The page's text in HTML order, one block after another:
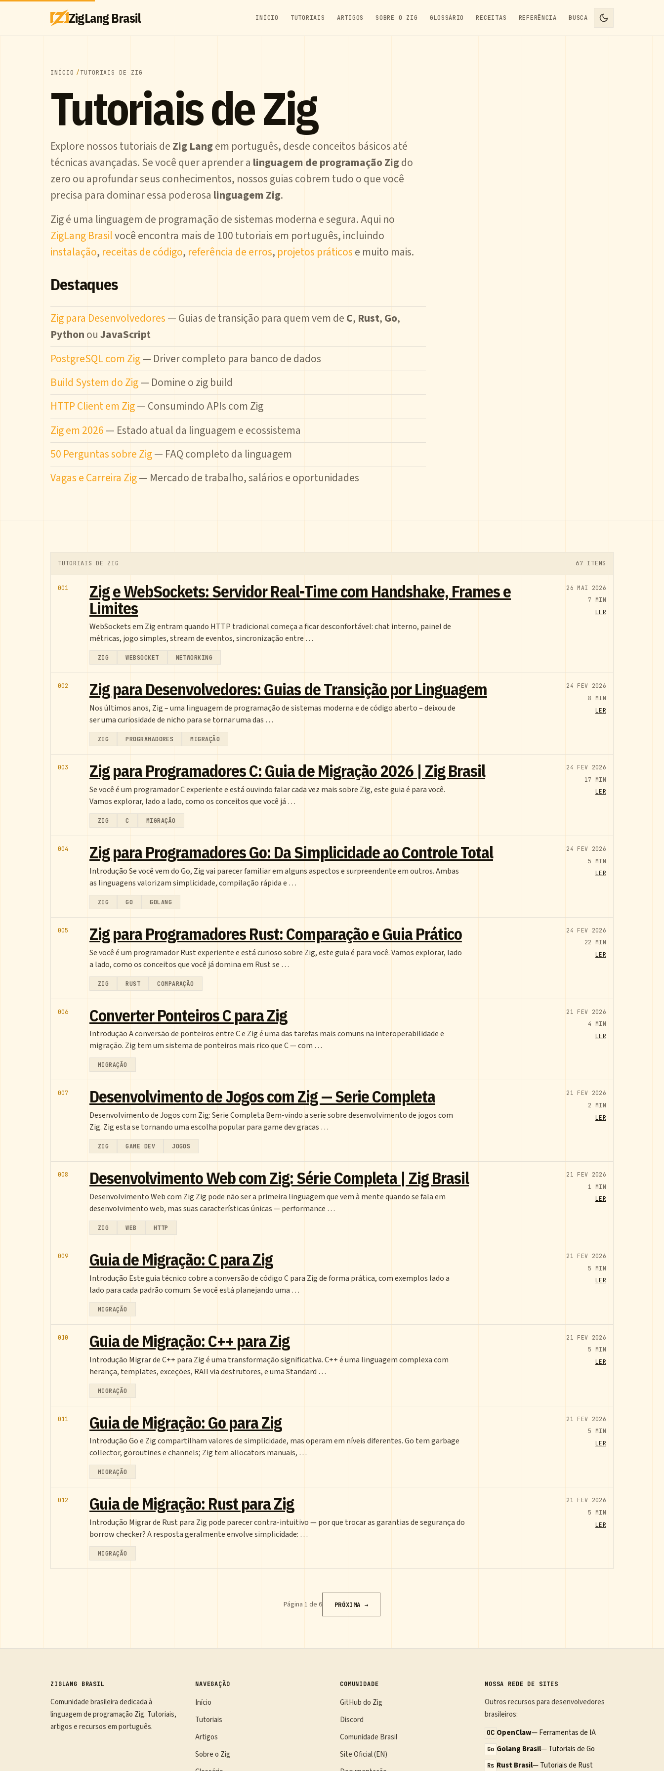
ZigLang Brasil INÍCIO TUTORIAIS ARTIGOS SOBRE O ZIG GLOSSÁRIO RECEITAS REFERÊNCIA BUSCA
INÍCIO TUTORIAIS DE ZIG
Tutoriais de Zig
Explore nossos tutoriais deZig Langem português, desde conceitos básicos até
técnicas avançadas. Se você quer aprender a linguagem de programação Zigdo
zero ou aprofundar seus conhecimentos, nossos guias cobrem tudo o que você
precisa para dominar essa poderosa linguagem Zig.
Zig é uma linguagem de programação de sistemas moderna e segura. Aqui no
ZigLang Brasilvocê encontra mais de 100 tutoriais em português, incluindo
instalação, receitas de código, referência de erros, projetos práticose muito mais.
Destaques
Zig para Desenvolvedores— Guias de transição para quem vem deC, Rust,Go,
PythonouJavaScript
PostgreSQL com Zig— Driver completo para banco de dados
Build System do Zig— Domine o zig build
HTTP Client em Zig— Consumindo APIs com Zig
Zig em 2026— Estado atual da linguagem e ecossistema
50 Perguntas sobre Zig— FAQ completo da linguagem
Vagas e Carreira Zig— Mercado de trabalho, salários e oportunidades
TUTORIAIS DE ZIG 67 ITENS
001 Zig e WebSockets: Servidor Real-Time com Handshake, Frames e
Limites
WebSockets em Zig entram quando HTTP tradicional começa a ficar desconfortável: chat interno, painel de
métricas, jogo simples, stream de eventos, sincronização entre …
ZIG WEBSOCKET NETWORKING
26 MAI 2026
7 MIN
LER
002 Zig para Desenvolvedores: Guias de Transição por Linguagem
Nos últimos anos, Zig – uma linguagem de programação de sistemas moderna e de código aberto – deixou de
ser uma curiosidade de nicho para se tornar uma das …
ZIG PROGRAMADORES MIGRAÇÃO
24 FEV 2026
8 MIN
LER
003 Zig para Programadores C: Guia de Migração 2026 | Zig Brasil
Se você é um programador C experiente e está ouvindo falar cada vez mais sobre Zig, este guia é para você.
Vamos explorar, lado a lado, como os conceitos que você já …
ZIG C MIGRAÇÃO
24 FEV 2026
17 MIN
LER
004 Zig para Programadores Go: Da Simplicidade ao Controle Total
Introdução Se você vem do Go, Zig vai parecer familiar em alguns aspectos e surpreendente em outros. Ambas
as linguagens valorizam simplicidade, compilação rápida e …
ZIG GO GOLANG
24 FEV 2026
5 MIN
LER
005 Zig para Programadores Rust: Comparação e Guia Prático
Se você é um programador Rust experiente e está curioso sobre Zig, este guia é para você. Vamos explorar, lado
a lado, como os conceitos que você já domina em Rust se …
ZIG RUST COMPARAÇÃO
24 FEV 2026
22 MIN
LER
006 Converter Ponteiros C para Zig
Introdução A conversão de ponteiros entre C e Zig é uma das tarefas mais comuns na interoperabilidade e
migração. Zig tem um sistema de ponteiros mais rico que C — com …
MIGRAÇÃO
21 FEV 2026
4 MIN
LER
007 Desenvolvimento de Jogos com Zig — Serie Completa
Desenvolvimento de Jogos com Zig: Serie Completa Bem-vindo a serie sobre desenvolvimento de jogos com
Zig. Zig esta se tornando uma escolha popular para game dev gracas …
ZIG GAME DEV JOGOS
21 FEV 2026
2 MIN
LER
008 Desenvolvimento Web com Zig: Série Completa | Zig Brasil
Desenvolvimento Web com Zig Zig pode não ser a primeira linguagem que vem à mente quando se fala em
desenvolvimento web, mas suas características únicas — performance …
ZIG WEB HTTP
21 FEV 2026
1 MIN
LER
009 Guia de Migração: C para Zig
Introdução Este guia técnico cobre a conversão de código C para Zig de forma prática, com exemplos lado a
lado para cada padrão comum. Se você está planejando uma …
MIGRAÇÃO
21 FEV 2026
5 MIN
LER
010 Guia de Migração: C++ para Zig
Introdução Migrar de C++ para Zig é uma transformação significativa. C++ é uma linguagem complexa com
herança, templates, exceções, RAII via destrutores, e uma Standard …
MIGRAÇÃO
21 FEV 2026
5 MIN
LER
011 Guia de Migração: Go para Zig
Introdução Go e Zig compartilham valores de simplicidade, mas operam em níveis diferentes. Go tem garbage
collector, goroutines e channels; Zig tem allocators manuais, …
MIGRAÇÃO
21 FEV 2026
5 MIN
LER
012 Guia de Migração: Rust para Zig
Introdução Migrar de Rust para Zig pode parecer contra-intuitivo — por que trocar as garantias de segurança do
borrow checker? A resposta geralmente envolve simplicidade: …
MIGRAÇÃO
21 FEV 2026
5 MIN
LER
Página 1 de 6 PRÓXIMA →
ZIGLANG BRASIL
Comunidade brasileira dedicada à
linguagem de programação Zig. Tutoriais,
artigos e recursos em português.
NAVEGAÇÃO
Início
Tutoriais
Artigos
Sobre o Zig
COMUNIDADE
GitHub do Zig
Discord
Comunidade Brasil
Site Oficial (EN)
NOSSA REDE DE SITES
Outros recursos para desenvolvedores
brasileiros:
OC OpenClaw— Ferramentas de IA
Go Golang Brasil— Tutoriais de Go
Rs Rust Brasil— Tutoriais de Rust